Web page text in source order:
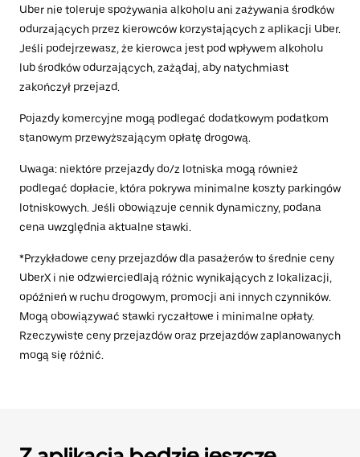
Uber nie toleruje spożywania alkoholu ani zażywania środków
odurzających przez kierowców korzystających z aplikacji Uber.
Jeśli podejrzewasz, że kierowca jest pod wpływem alkoholu
lub środków odurzających, zażądaj, aby natychmiast
zakończył przejazd.
Pojazdy komercyjne mogą podlegać dodatkowym podatkom
stanowym przewyższającym opłatę drogową.
Uwaga: niektóre przejazdy do/z lotniska mogą również
podlegać dopłacie, która pokrywa minimalne koszty parkingów
lotniskowych. Jeśli obowiązuje cennik dynamiczny, podana
cena uwzględnia aktualne stawki.
*Przykładowe ceny przejazdów dla pasażerów to średnie ceny
UberX i nie odzwierciedlają różnic wynikających z lokalizacji,
opóźnień w ruchu drogowym, promocji ani innych czynników.
Mogą obowiązywać stawki ryczałtowe i minimalne opłaty.
Rzeczywiste ceny przejazdów oraz przejazdów zaplanowanych
mogą się różnić.